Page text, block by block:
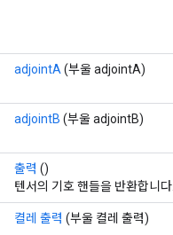
adjointA (부울 adjointA)
adjointB (부울 adjointB)
출력 ()
텐서의 기호 핸들을 반환합니다.
켤레 출력 (부울 켤레 출력)